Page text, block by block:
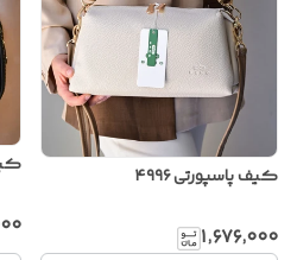
کیف پاسپورتی ۴۹۹۶
۱٬۶۷۶٬۰۰۰